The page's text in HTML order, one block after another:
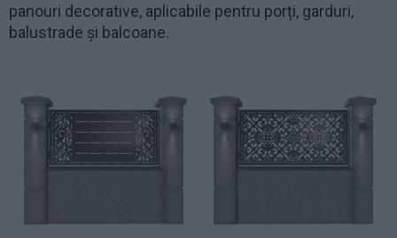
panouri decorative, aplicabile pentru porți, garduri,
balustrade și balcoane.